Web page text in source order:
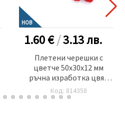
НОВ
1.60 €/3.13лв.
Плетени черешки с
цветче 50x30x12 мм
ръчна изработка цвят
червен зелен и бял -2
броя
Код: 814358